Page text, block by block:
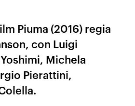
Piuma (2016) regia
con Luigi
Michela
Pierattini,